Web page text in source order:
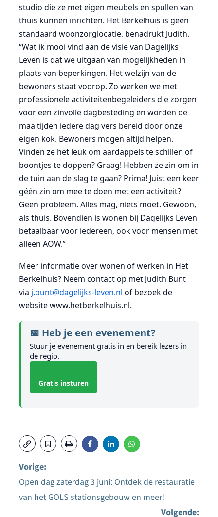
studio die ze met eigen meubels en spullen van
thuis kunnen inrichten. Het Berkelhuis is geen
standaard woonzorglocatie, benadrukt Judith.
“Wat ik mooi vind aan de visie van Dagelijks
Leven is dat we uitgaan van mogelijkheden in
plaats van beperkingen. Het welzijn van de
bewoners staat voorop. Zo werken we met
professionele activiteitenbegeleiders die zorgen
voor een zinvolle dagbesteding en worden de
maaltijden iedere dag vers bereid door onze
eigen kok. Bewoners mogen altijd helpen.
Vinden ze het leuk om aardappels te schillen of
boontjes te doppen? Graag! Hebben ze zin om in
de tuin aan de slag te gaan? Prima! Juist een keer
géén zin om mee te doen met een activiteit?
Geen probleem. Alles mag, niets moet. Gewoon,
als thuis. Bovendien is wonen bij Dagelijks Leven
betaalbaar voor iedereen, ook voor mensen met
alleen AOW.”
Meer informatie over wonen of werken in Het
Berkelhuis? Neem contact op met Judith Bunt
via j.bunt@dagelijks-leven.nl of bezoek de
website www.hetberkelhuis.nl.
📅 Heb je een evenement?
Stuur je evenement gratis in en bereik lezers in
de regio.
Gratis insturen
Bericht
Vorige:
Open dag zaterdag 3 juni: Ontdek de restauratie
van het GOLS stationsgebouw en meer!
Volgende: